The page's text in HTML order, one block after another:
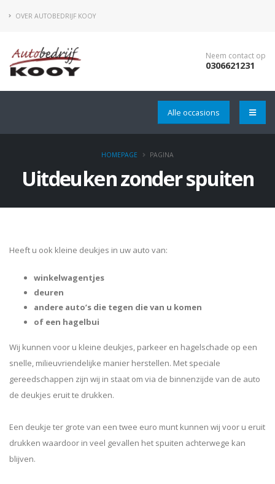
OVER AUTOBEDRIJF KOOY
Neem contact op
0306621231
Alle occasions
HOMEPAGE PAGINA
Uitdeuken zonder spuiten
Heeft u ook kleine deukjes in uw auto van:
winkelwagentjes
deuren
andere auto’s die tegen die van u komen
of een hagelbui
Wij kunnen voor u kleine deukjes, parkeer en hagelschade op een
snelle, milieuvriendelijke manier herstellen. Met speciale
gereedschappen zijn wij in staat om via de binnenzijde van de auto
de deukjes eruit te drukken.
Een deukje ter grote van een twee euro munt kunnen wij voor u eruit
drukken waardoor in veel gevallen het spuiten achterwege kan
blijven.